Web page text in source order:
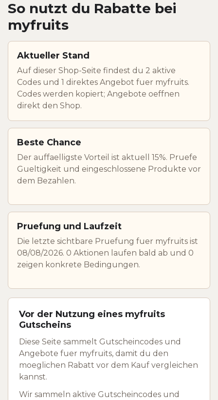
So nutzt du Rabatte bei
myfruits
Aktueller Stand
Auf dieser Shop-Seite findest du 2 aktive
Codes und 1 direktes Angebot fuer myfruits.
Codes werden kopiert; Angebote oeffnen
direkt den Shop.
Beste Chance
Der auffaelligste Vorteil ist aktuell 15%. Pruefe
Gueltigkeit und eingeschlossene Produkte vor
dem Bezahlen.
Pruefung und Laufzeit
Die letzte sichtbare Pruefung fuer myfruits ist
08/08/2026. 0 Aktionen laufen bald ab und 0
zeigen konkrete Bedingungen.
Vor der Nutzung eines myfruits
Gutscheins
Diese Seite sammelt Gutscheincodes und
Angebote fuer myfruits, damit du den
moeglichen Rabatt vor dem Kauf vergleichen
kannst.
Wir sammeln aktive Gutscheincodes und